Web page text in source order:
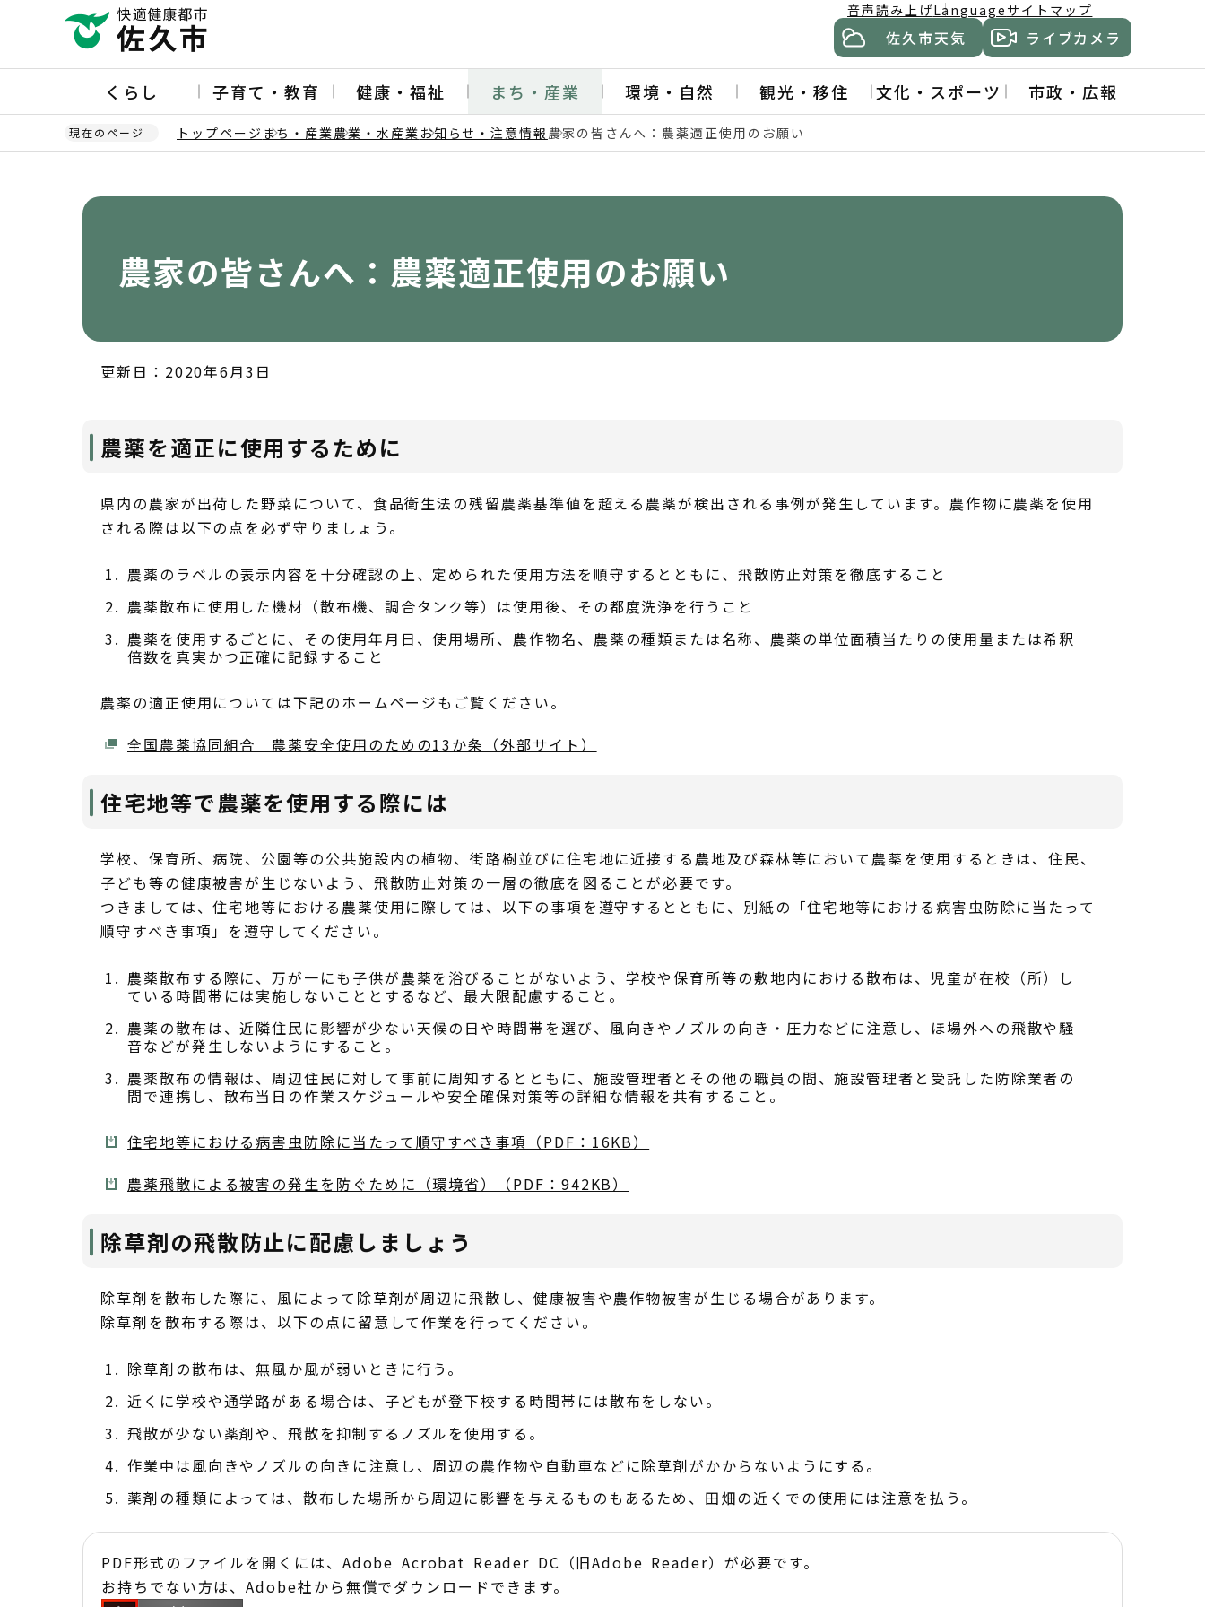
ー
の
音声読み上げLanguage サイトマップ
佐久市天気 ライブカメラ
くらし 子育て・教育 健康・福祉 まち・産業 環境・自然 観光・移住 文化・スポーツ 市政・広報
現在のページ トップページ まち・産業農業・水産業 お知らせ・注意情報 農家の皆さんへ：農薬適正使用のお願い
農家の皆さんへ：農薬適正使用のお願い
更新日：2020年6月3日
農薬を適正に使用するために
県内の農家が出荷した野菜について、食品衛生法の残留農薬基準値を超える農薬が検出される事例が発生しています。農作物に農薬を使用
される際は以下の点を必ず守りましょう。
農薬のラベルの表示内容を十分確認の上、定められた使用方法を順守するとともに、飛散防止対策を徹底すること
農薬散布に使用した機材（散布機、調合タンク等）は使用後、その都度洗浄を行うこと
農薬を使用するごとに、その使用年月日、使用場所、農作物名、農薬の種類または名称、農薬の単位面積当たりの使用量または希釈
倍数を真実かつ正確に記録すること
農薬の適正使用については下記のホームページもご覧ください。
全国農薬協同組合 農薬安全使用のための13か条（外部サイト）
住宅地等で農薬を使用する際には
学校、保育所、病院、公園等の公共施設内の植物、街路樹並びに住宅地に近接する農地及び森林等において農薬を使用するときは、住民、
子ども等の健康被害が生じないよう、飛散防止対策の一層の徹底を図ることが必要です。
つきましては、住宅地等における農薬使用に際しては、以下の事項を遵守するとともに、別紙の「住宅地等における病害虫防除に当たって
順守すべき事項」を遵守してください。
農薬散布する際に、万が一にも子供が農薬を浴びることがないよう、学校や保育所等の敷地内における散布は、児童が在校（所）し
ている時間帯には実施しないこととするなど、最大限配慮すること。
農薬の散布は、近隣住民に影響が少ない天候の日や時間帯を選び、風向きやノズルの向き・圧力などに注意し、ほ場外への飛散や騒
音などが発生しないようにすること。
農薬散布の情報は、周辺住民に対して事前に周知するとともに、施設管理者とその他の職員の間、施設管理者と受託した防除業者の
間で連携し、散布当日の作業スケジュールや安全確保対策等の詳細な情報を共有すること。
住宅地等における病害虫防除に当たって順守すべき事項（PDF：16KB）
農薬飛散による被害の発生を防ぐために（環境省）（PDF：942KB）
除草剤の飛散防止に配慮しましょう
除草剤を散布した際に、風によって除草剤が周辺に飛散し、健康被害や農作物被害が生じる場合があります。
除草剤を散布する際は、以下の点に留意して作業を行ってください。
除草剤の散布は、無風か風が弱いときに行う。
近くに学校や通学路がある場合は、子どもが登下校する時間帯には散布をしない。
飛散が少ない薬剤や、飛散を抑制するノズルを使用する。
作業中は風向きやノズルの向きに注意し、周辺の農作物や自動車などに除草剤がかからないようにする。
薬剤の種類によっては、散布した場所から周辺に影響を与えるものもあるため、田畑の近くでの使用には注意を払う。
PDF形式のファイルを開くには、Adobe Acrobat Reader DC（旧Adobe Reader）が必要です。
お持ちでない方は、Adobe社から無償でダウンロードできます。